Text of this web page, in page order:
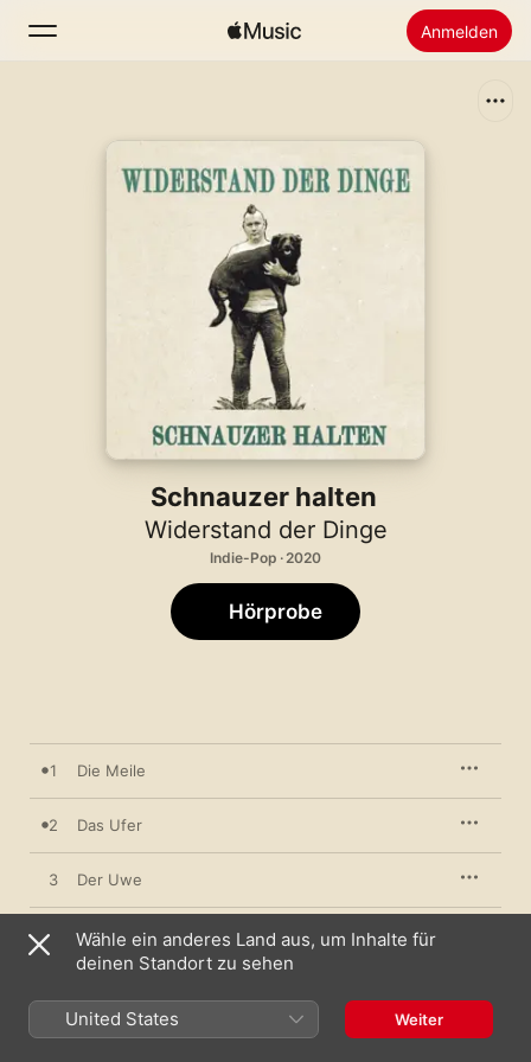
Anmelden
Startseite
Apple Music installieren
Schnauzer halten
Widerstand der Dinge
Indie-Pop · 2020
Hörprobe
1 Die Meile
2 Das Ufer
3 Der Uwe
4 Das Herz
6 Das Schulterblatt
Wähle ein anderes Land aus, um Inhalte für
deinen Standort zu sehen
United States Weiter